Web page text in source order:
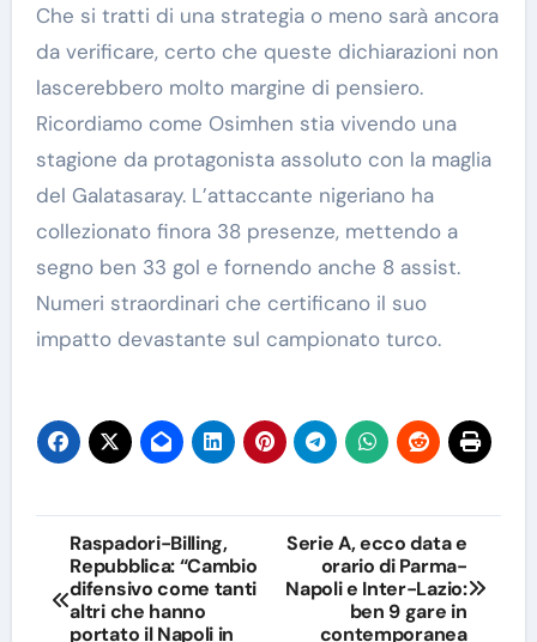
Che si tratti di una strategia o meno sarà ancora
da verificare, certo che queste dichiarazioni non
lascerebbero molto margine di pensiero.
Ricordiamo come Osimhen stia vivendo una
stagione da protagonista assoluto con la maglia
del Galatasaray. L’attaccante nigeriano ha
collezionato finora 38 presenze, mettendo a
segno ben 33 gol e fornendo anche 8 assist.
Numeri straordinari che certificano il suo
impatto devastante sul campionato turco.
Navigazione
articoli
Raspadori-Billing,
Repubblica: “Cambio
difensivo come tanti
altri che hanno
portato il Napoli in
Serie A, ecco data e
orario di Parma-
Napoli e Inter-Lazio:
ben 9 gare in
contemporanea